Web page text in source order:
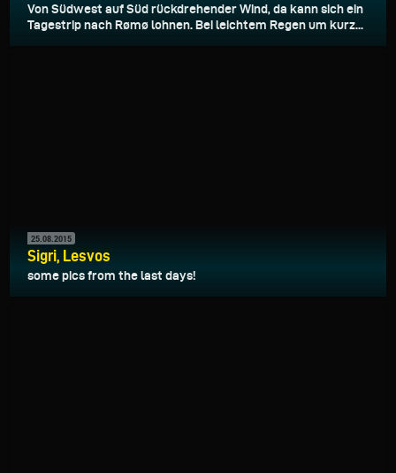
Von Südwest auf Süd rückdrehender Wind, da kann sich ein
Tagestrip nach Rømø lohnen. Bei leichtem Regen um kurz...
25.08.2015
Sigri, Lesvos
some pics from the last days!